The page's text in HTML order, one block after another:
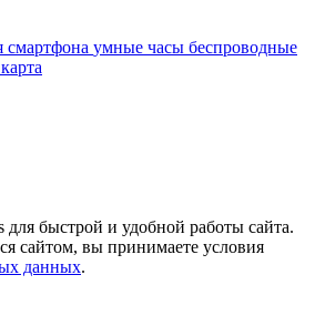
смартфона умные часы беспроводные
быстрой и удобной работы сайта.
сайтом, вы принимаете условия
данных.